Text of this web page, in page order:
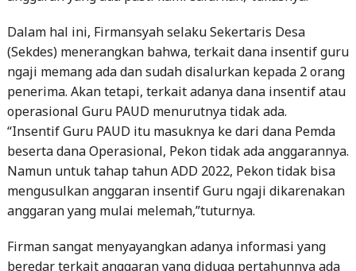
(Sekdes) menerangkan bahwa, terkait dana insentif guru
ngaji memang ada dan sudah disalurkan kepada 2 orang
penerima. Akan tetapi, terkait adanya dana insentif atau
operasional Guru PAUD menurutnya tidak ada.
“Insentif Guru PAUD itu masuknya ke dari dana Pemda
beserta dana Operasional, Pekon tidak ada anggarannya.
Namun untuk tahap tahun ADD 2022, Pekon tidak bisa
mengusulkan anggaran insentif Guru ngaji dikarenakan
anggaran yang mulai melemah,”tuturnya.
Firman sangat menyayangkan adanya informasi yang
beredar terkait anggaran yang diduga pertahunnya ada
tahapan. Menurutnya, informasi tersebut tidaklah benar.
“Jadi, dana itu masuknya sesuai rincian dan setiap